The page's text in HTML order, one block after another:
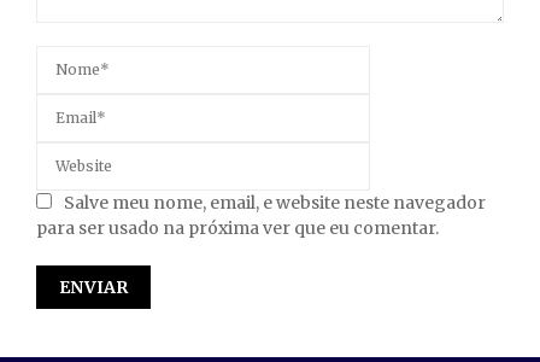
Salve meu nome, email, e website neste navegador
para ser usado na próxima ver que eu comentar.